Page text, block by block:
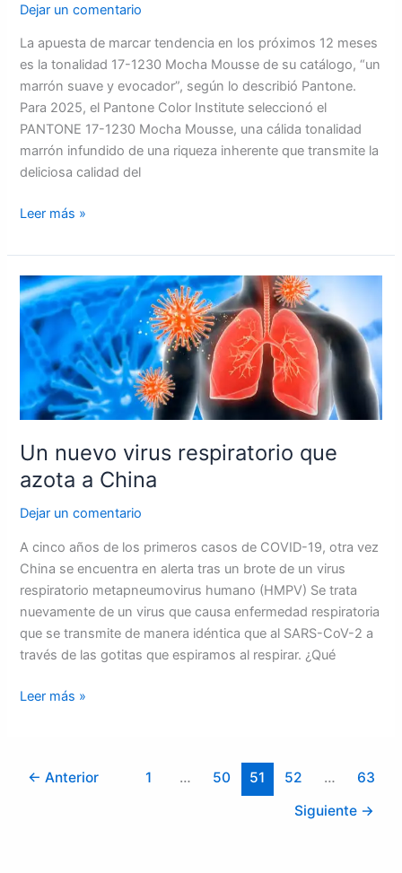
Dejar un comentario
La apuesta de marcar tendencia en los próximos 12 meses
es la tonalidad 17-1230 Mocha Mousse de su catálogo, “un
marrón suave y evocador”, según lo describió Pantone.
Para 2025, el Pantone Color Institute seleccionó el
PANTONE 17-1230 Mocha Mousse, una cálida tonalidad
marrón infundido de una riqueza inherente que transmite la
deliciosa calidad del
Leer más »
Un nuevo virus respiratorio que
azota a China
Dejar un comentario
A cinco años de los primeros casos de COVID-19, otra vez
China se encuentra en alerta tras un brote de un virus
respiratorio metapneumovirus humano (HMPV) Se trata
nuevamente de un virus que causa enfermedad respiratoria
que se transmite de manera idéntica que al SARS-CoV-2 a
través de las gotitas que espiramos al respirar. ¿Qué
Un
nuevo
virus
respiratorio
que
azota
a
Leer más »
← Anterior 1 … 50 51 52 …
63
Siguiente →